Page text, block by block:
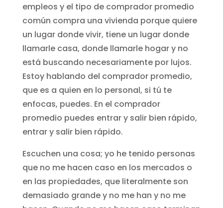
empleos y el tipo de comprador promedio
común compra una vivienda porque quiere
un lugar donde vivir, tiene un lugar donde
llamarle casa, donde llamarle hogar y no
está buscando necesariamente por lujos.
Estoy hablando del comprador promedio,
que es a quien en lo personal, si tú te
enfocas, puedes. En el comprador
promedio puedes entrar y salir bien rápido,
entrar y salir bien rápido.
Escuchen una cosa; yo he tenido personas
que no me hacen caso en los mercados o
en las propiedades, que literalmente son
demasiado grande y no me han y no me